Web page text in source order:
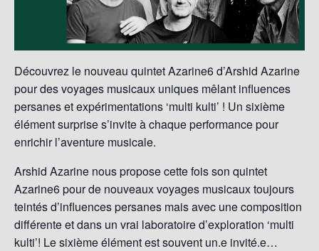
Découvrez le nouveau quintet Azarine6 d’Arshid Azarine
pour des voyages musicaux uniques mêlant influences
persanes et expérimentations ‘multi kulti’ ! Un sixième
élément surprise s’invite à chaque performance pour
enrichir l’aventure musicale.
Arshid Azarine nous propose cette fois son quintet
Azarine6 pour de nouveaux voyages musicaux toujours
teintés d’influences persanes mais avec une composition
différente et dans un vrai laboratoire d’exploration ‘multi
kulti’! Le sixième élément est souvent un.e invité.e…